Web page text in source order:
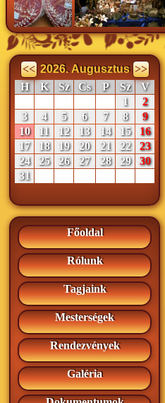
<< 2026. Augusztus >>
H
K Sz Cs P Sz
V
1
2
3
4 5 6 7 8
9
10
11 12 13 14 15
16
17
18 19 20 21 22
23
24
25 26 27 28 29
30
31
Főoldal
Rólunk
Tagjaink
Mesterségek
Rendezvények
Galéria